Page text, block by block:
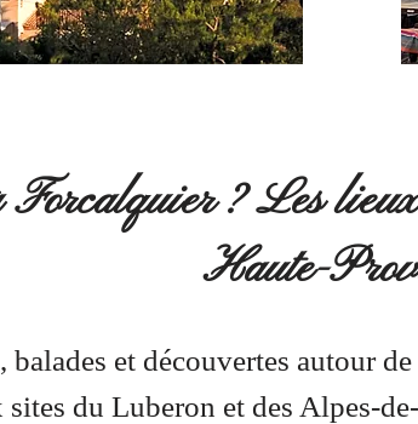
? Les
Haute-
balades et découvertes autour
sites du Luberon et des Alpes-